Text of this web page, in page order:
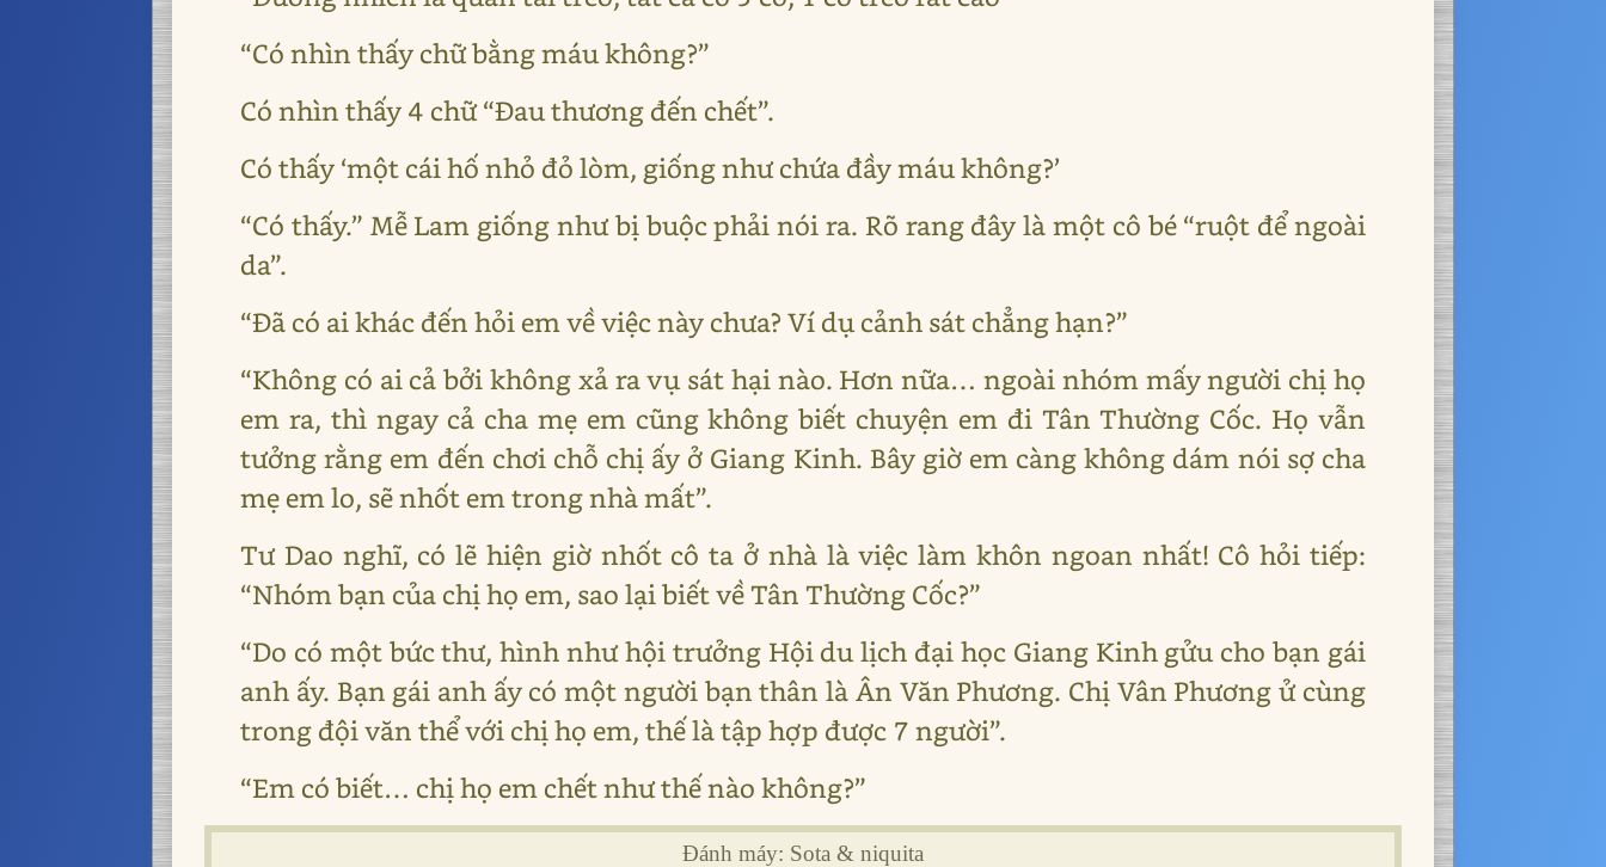
“Có nhìn thấy chữ bằng máu không?”
Có nhìn thấy 4 chữ “Đau thương đến chết”.
Có thấy ‘một cái hố nhỏ đỏ lòm, giống như chứa đầy máu không?’
“Có thấy.” Mễ Lam giống như bị buộc phải nói ra. Rõ rang đây là một cô bé “ruột để ngoài
da”.
“Đã có ai khác đến hỏi em về việc này chưa? Ví dụ cảnh sát chẳng hạn?”
“Không có ai cả bởi không xả ra vụ sát hại nào. Hơn nữa… ngoài nhóm mấy người chị họ
em ra, thì ngay cả cha mẹ em cũng không biết chuyện em đi Tân Thường Cốc. Họ vẫn
tưởng rằng em đến chơi chỗ chị ấy ở Giang Kinh. Bây giờ em càng không dám nói sợ cha
mẹ em lo, sẽ nhốt em trong nhà mất”.
Tư Dao nghĩ, có lẽ hiện giờ nhốt cô ta ở nhà là việc làm khôn ngoan nhất! Cô hỏi tiếp:
“Nhóm bạn của chị họ em, sao lại biết về Tân Thường Cốc?”
“Do có một bức thư, hình như hội trưởng Hội du lịch đại học Giang Kinh gửu cho bạn gái
anh ấy. Bạn gái anh ấy có một người bạn thân là Ân Văn Phương. Chị Vân Phương ử cùng
trong đội văn thể với chị họ em, thế là tập hợp được 7 người”.
“Em có biết… chị họ em chết như thế nào không?”
Đánh máy: Sota & niquita